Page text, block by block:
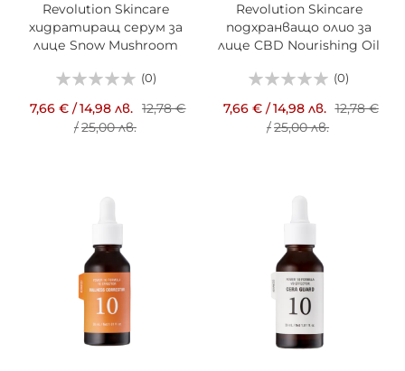
Revolution Skincare
хидратиращ серум за
лице Snow Mushroom
(0)
7,66 € /14,98 лв. 12,78 €
/25,00 лв.
Revolution Skincare
подхранващо олио за
лице CBD Nourishing Oil
(0)
7,66 €/14,98 лв. 12,78 €
/25,00 лв.